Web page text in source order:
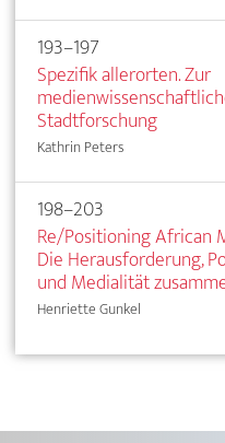
193–197
Spezifik allerorten. Zur
Stadtforschung
Kathrin Peters
198–203
Re/Positioning African
Die Herausforderung,
und Medialität
Henriette Gunkel